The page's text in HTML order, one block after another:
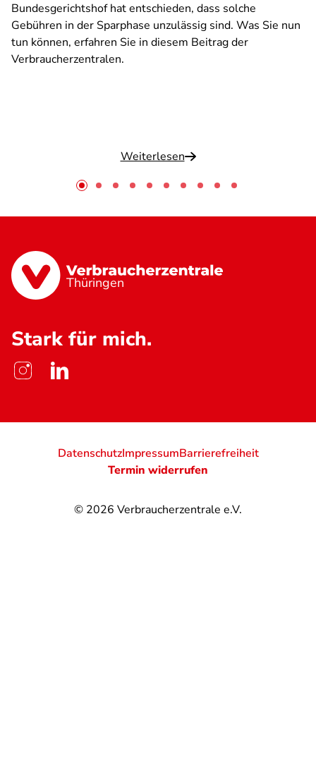
Bundesgerichtshof hat entschieden, dass solche
Gebühren in der Sparphase unzulässig sind. Was Sie nun
tun können, erfahren Sie in diesem Beitrag der
Verbraucherzentralen.
Weiterlesen
Thüringen
Stark für mich.
© 2026 Verbraucherzentrale e.V.
DatenschutzImpressumBarrierefreiheit
Termin widerrufen